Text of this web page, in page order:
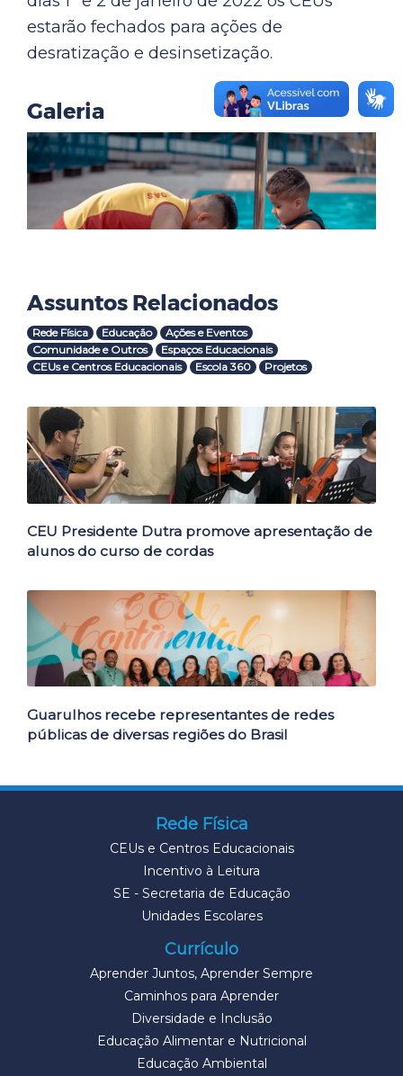
estarão fechados para ações de
desratização e desinsetização.
Galeria
Assuntos Relacionados
Rede Física Educação
Ações e Eventos
Comunidade e Outros
Espaços Educacionais
CEUs e Centros Educacionais
Escola 360 Projetos
Outras Notícias
CEU Presidente Dutra promove apresentação de
alunos do curso de cordas
Guarulhos recebe representantes de redes
públicas de diversas regiões do Brasil
Rede Física
CEUs e Centros Educacionais
Incentivo à Leitura
SE - Secretaria de Educação
Unidades Escolares
Currículo
Aprender Juntos, Aprender Sempre
Caminhos para Aprender
Diversidade e Inclusão
Educação Alimentar e Nutricional
Educação Ambiental